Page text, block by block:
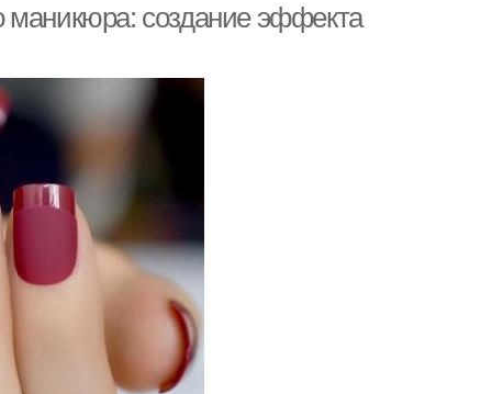
маникюра: создание эффекта